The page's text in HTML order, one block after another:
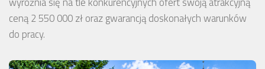
ceną 2 550 000 zł oraz gwarancją doskonałych warunków
do pracy.